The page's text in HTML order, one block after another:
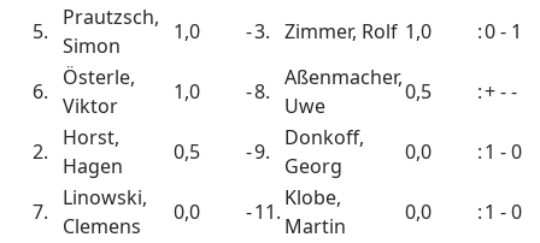
5.
Prautzsch,
Simon
1,0 -3. Zimmer, Rolf 1,0 :0 - 1
6.
Österle,
Viktor
1,0 -8.
Aßenmacher,
Uwe
0,5 :+ - -
2.
Horst,
Hagen
0,5 -9.
Donkoff,
Georg
0,0 :1 - 0
7.
Linowski,
Clemens
0,0 -11.
Klobe,
Martin
0,0 :1 - 0